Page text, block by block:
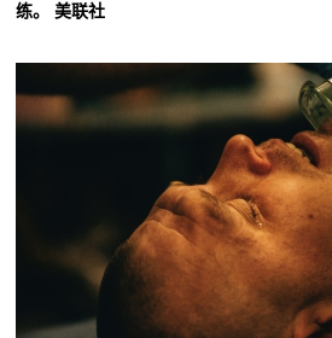
练。 美联社